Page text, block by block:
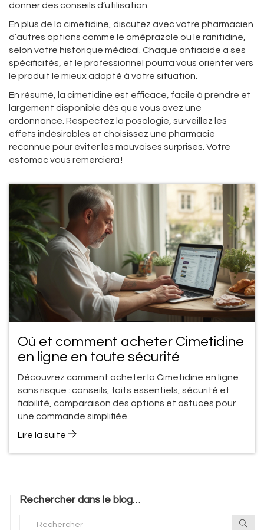
donner des conseils d’utilisation.
En plus de la cimetidine, discutez avec votre pharmacien
d’autres options comme le oméprazole ou le ranitidine,
selon votre historique médical. Chaque antiacide a ses
spécificités, et le professionnel pourra vous orienter vers
le produit le mieux adapté à votre situation.
En résumé, la cimetidine est efficace, facile à prendre et
largement disponible dès que vous avez une
ordonnance. Respectez la posologie, surveillez les
effets indésirables et choisissez une pharmacie
reconnue pour éviter les mauvaises surprises. Votre
estomac vous remerciera !
Où et comment acheter Cimetidine
en ligne en toute sécurité
Découvrez comment acheter la Cimetidine en ligne
sans risque : conseils, faits essentiels, sécurité et
fiabilité, comparaison des options et astuces pour
une commande simplifiée.
Lire la suite
Rechercher dans le blog…